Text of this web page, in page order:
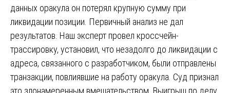
данных оракула он потерял крупную сумму при
ликвидации позиции. Первичный анализ не дал
результатов. Наш эксперт провел кроссчейн-
трассировку, установил, что незадолго до ликвидации с
адреса, связанного с разработчиком, были отправлены
транзакции, повлиявшие на работу оракула. Суд признал
это злонамеренным вмешательством. Выигрыш по делу